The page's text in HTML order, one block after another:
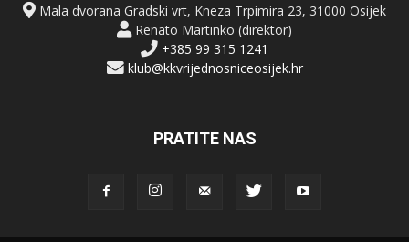
Mala dvorana Gradski vrt, Kneza Trpimira 23, 31000 Osijek
Renato Martinko (direktor)
+385 99 315 1241
klub@kkvrijednosniceosijek.hr
PRATITE NAS